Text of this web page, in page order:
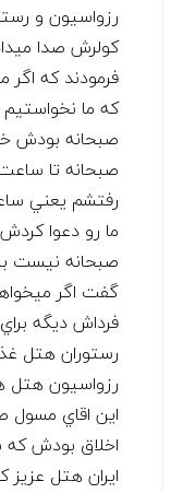
رزواسيون و
كولرش صدا
فرمودند كه اگر
كه ما
صبحانه بودش
ما رو دعوا
صبحانه نيست
گفت اگر
فرداش ديگه
رستوران هتل
رزواسيون
اين اقاي مسول
اخلاق بودش كه
ايران هتل